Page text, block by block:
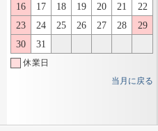
16
17 18 19 20 21
22
23
24 25 26 27 28
29
30
31
休業日
当月に戻る